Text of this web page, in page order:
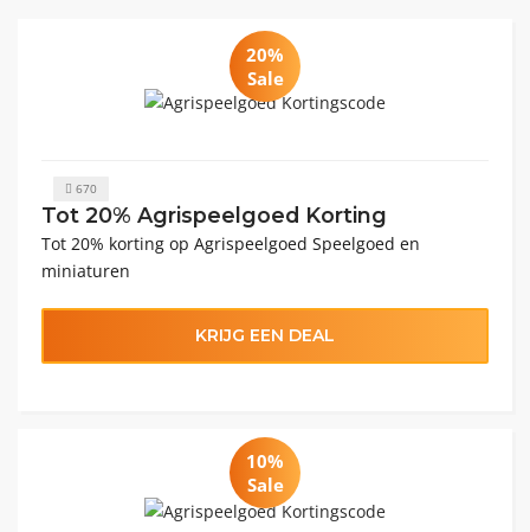
20%
Sale
670
Tot 20% Agrispeelgoed Korting
Tot 20% korting op Agrispeelgoed Speelgoed en
miniaturen
KRIJG EEN DEAL
10%
Sale